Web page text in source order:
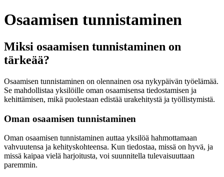
Osaamisen tunnistaminen
Miksi osaamisen tunnistaminen on
tärkeää?
Osaamisen tunnistaminen on olennainen osa nykypäivän työelämää.
Se mahdollistaa yksilöille oman osaamisensa tiedostamisen ja
kehittämisen, mikä puolestaan edistää urakehitystä ja työllistymistä.
Oman osaamisen tunnistaminen
Oman osaamisen tunnistaminen auttaa yksilöä hahmottamaan
vahvuutensa ja kehityskohteensa. Kun tiedostaa, missä on hyvä, ja
missä kaipaa vielä harjoitusta, voi suunnitella tulevaisuuttaan
paremmin.